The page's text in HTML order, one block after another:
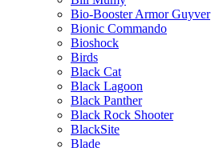
Bio-Booster Armor Guyver
Bionic Commando
Bioshock
Birds
Black Cat
Black Lagoon
Black Panther
Black Rock Shooter
BlackSite
Blade